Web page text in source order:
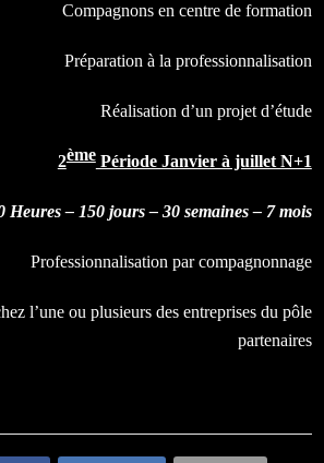
Compagnons en centre de formation
Préparation à la professionnalisation
Réalisation d’un projet d’étude
2èmePériode Janvier à juillet N+1
Heures – 150 jours – 30 semaines – 7 mois
Professionnalisation par compagnonnage
l’une ou plusieurs des entreprises du pôle
partenaires